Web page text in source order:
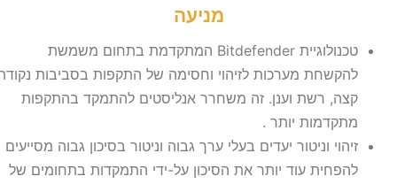
מניעה
טכנולוגיית Bitdefender המתקדמת בתחום משמשת
להקשחת מערכות לזיהוי וחסימה של התקפות בסביבות נקודת
קצה, רשת וענן. זה משחרר אנליסטים להתמקד בהתקפות
מתקדמות יותר .
זיהוי וניטור יעדים בעלי ערך גבוה וניטור בסיכון גבוה מסייעים
להפחית עוד יותר את הסיכון על-ידי התמקדות בתחומים של